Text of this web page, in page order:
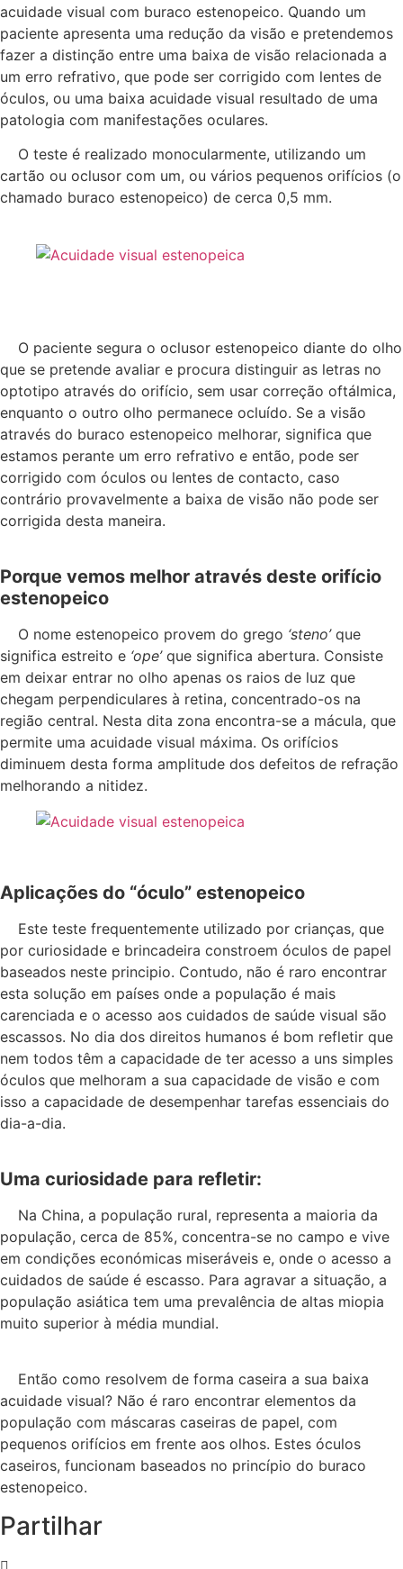
acuidade visual com buraco estenopeico. Quando um
paciente apresenta uma redução da visão e pretendemos
fazer a distinção entre uma baixa de visão relacionada a
um erro refrativo, que pode ser corrigido com lentes de
óculos, ou uma baixa acuidade visual resultado de uma
patologia com manifestações oculares.
O teste é realizado monocularmente, utilizando um
cartão ou oclusor com um, ou vários pequenos orifícios (o
chamado buraco estenopeico) de cerca 0,5 mm.
O paciente segura o oclusor estenopeico diante do olho
que se pretende avaliar e procura distinguir as letras no
optotipo através do orifício, sem usar correção oftálmica,
enquanto o outro olho permanece ocluído. Se a visão
através do buraco estenopeico melhorar, significa que
estamos perante um erro refrativo e então, pode ser
corrigido com óculos ou lentes de contacto, caso
contrário provavelmente a baixa de visão não pode ser
corrigida desta maneira.
Porque vemos melhor através deste orifício
estenopeico
O nome estenopeico provem do grego ‘steno’ que
significa estreito e ‘ope’ que significa abertura. Consiste
em deixar entrar no olho apenas os raios de luz que
chegam perpendiculares à retina, concentrado-os na
região central. Nesta dita zona encontra-se a mácula, que
permite uma acuidade visual máxima. Os orifícios
diminuem desta forma amplitude dos defeitos de refração
melhorando a nitidez.
Aplicações do “óculo” estenopeico
Este teste frequentemente utilizado por crianças, que
por curiosidade e brincadeira constroem óculos de papel
baseados neste principio. Contudo, não é raro encontrar
esta solução em países onde a população é mais
carenciada e o acesso aos cuidados de saúde visual são
escassos. No dia dos direitos humanos é bom refletir que
nem todos têm a capacidade de ter acesso a uns simples
óculos que melhoram a sua capacidade de visão e com
isso a capacidade de desempenhar tarefas essenciais do
dia-a-dia.
Uma curiosidade para refletir:
Na China, a população rural, representa a maioria da
população, cerca de 85%, concentra-se no campo e vive
em condições económicas miseráveis e, onde o acesso a
cuidados de saúde é escasso. Para agravar a situação, a
população asiática tem uma prevalência de altas miopia
muito superior à média mundial.
Então como resolvem de forma caseira a sua baixa
acuidade visual? Não é raro encontrar elementos da
população com máscaras caseiras de papel, com
pequenos orifícios em frente aos olhos. Estes óculos
caseiros, funcionam baseados no princípio do buraco
estenopeico.
Partilhar